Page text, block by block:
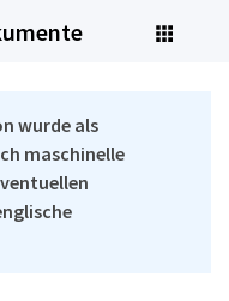
wurde als
maschinelle